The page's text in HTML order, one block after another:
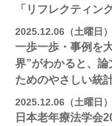
「リフレクティン
2025.12.06（土曜日）
一歩一歩・事例を
界”がわかると、
ためのやさしい統
2025.12.06（土曜日）
日本老年療法学会